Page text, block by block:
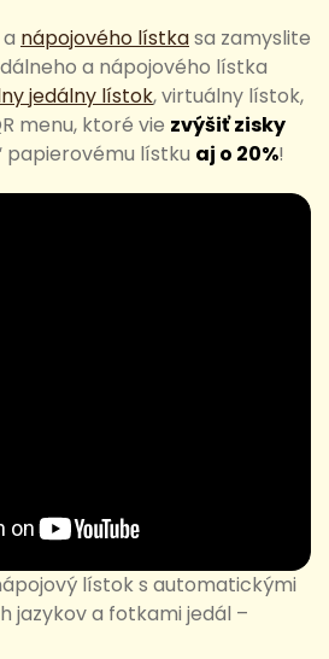
nápojového lístkasa zamyslite
a nápojového lístka
jedálny lístok, virtuálny lístok,
menu, ktoré vie zvýšiť zisky
papierovému lístku aj o 20%!
lístok s automatickými
jazykov a fotkami jedál –